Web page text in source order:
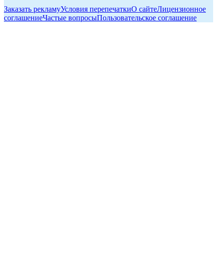
Заказать рекламуУсловия перепечаткиО сайтеЛицензионное
соглашениеЧастые вопросыПользовательское соглашение